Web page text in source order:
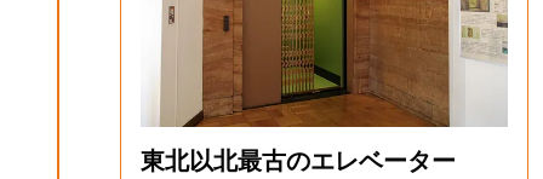
東北以北最古のエレベーター